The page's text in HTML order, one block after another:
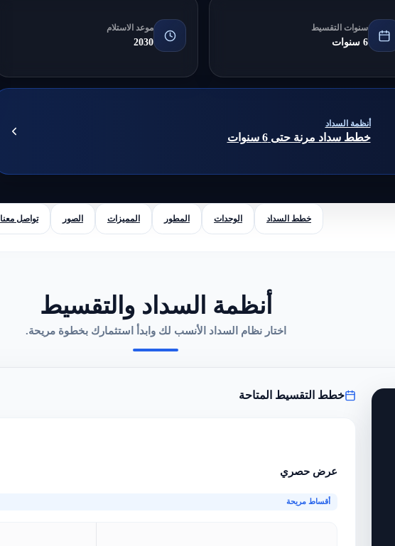
سنوات التقسيط
6 سنوات
موعد الاستلام
2030
أنظمة السداد
خطط سداد مرنة حتى 6 سنوات
خطط السداد الوحدات المطور المميزات الصور تواصل معنا
أنظمة السداد والتقسيط
اختار نظام السداد الأنسب لك وابدأ استثمارك بخطوة مريحة.
خطط التقسيط المتاحة
عرض حصري
أقساط مريحة